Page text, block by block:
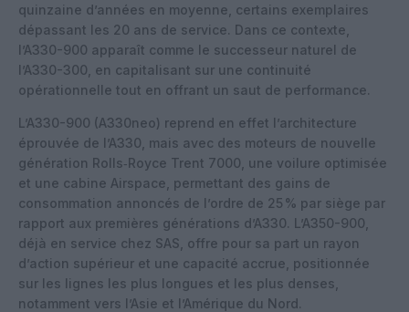
quinzaine d’années en moyenne, certains exemplaires
dépassant les 20 ans de service. Dans ce contexte,
l’A330-900 apparaît comme le successeur naturel de
l’A330-300, en capitalisant sur une continuité
opérationnelle tout en offrant un saut de performance.
L’A330-900 (A330neo) reprend en effet l’architecture
éprouvée de l’A330, mais avec des moteurs de nouvelle
génération Rolls‑Royce Trent 7000, une voilure optimisée
et une cabine Airspace, permettant des gains de
consommation annoncés de l’ordre de 25 % par siège par
rapport aux premières générations d’A330. L’A350-900,
déjà en service chez SAS, offre pour sa part un rayon
d’action supérieur et une capacité accrue, positionnée
sur les lignes les plus longues et les plus denses,
notamment vers l’Asie et l’Amérique du Nord.